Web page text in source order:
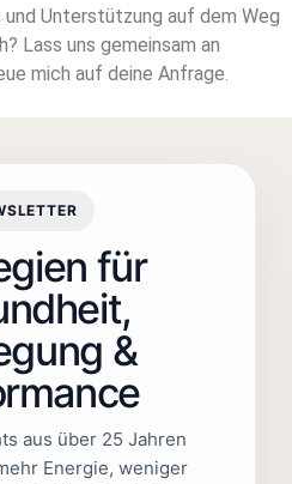
Unterstützung auf dem Weg
Lass uns gemeinsam an
mich auf deine Anfrage
für
&
aus über 25 Jahren
Energie, weniger